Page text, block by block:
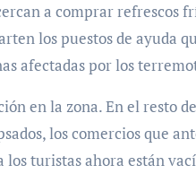
a comprar refrescos
los puestos de ayuda
afectadas por los
en la zona. En el resto
los comercios que
turistas ahora están